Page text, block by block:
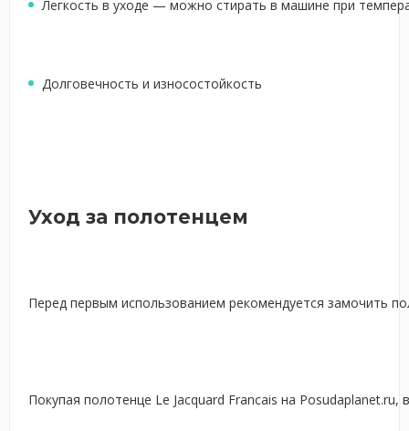
Легкость в уходе — можно стирать в машине при
Долговечность и износостойкость
Уход за полотенцем
Перед первым использованием рекомендуется замочить
Покупая полотенце Le Jacquard Francais на